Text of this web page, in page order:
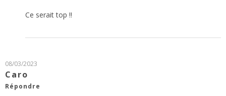
Ce serait top !!
08/03/2023
Caro
Répondre